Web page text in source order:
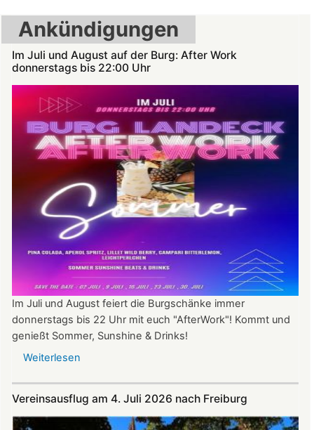
Ankündigungen
Im Juli und August auf der Burg: After Work
donnerstags bis 22:00 Uhr
Im Juli und August feiert die Burgschänke immer
donnerstags bis 22 Uhr mit euch "AfterWork"! Kommt und
genießt Sommer, Sunshine & Drinks!
Weiterlesen
und
August
Vereinsausflug am 4. Juli 2026 nach Freiburg